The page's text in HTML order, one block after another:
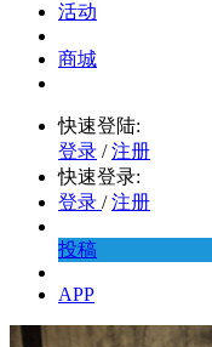
活动
商城
快速登陆:
登录 / 注册
快速登录:
登录 / 注册
投稿
APP